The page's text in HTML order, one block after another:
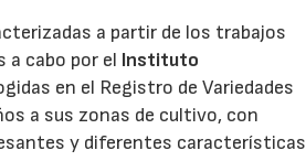
a partir de los trabajos
a cabo por el Instituto
en el Registro de Variedades
a sus zonas de cultivo, con
y diferentes características